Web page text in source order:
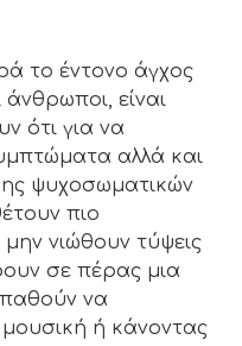
το έντονο άγχος
είναι
ότι για να
αλλά και
ψυχοσωματικών
πιο
νιώθουν τύψεις
σε πέρας μια
να
ή κάνοντας